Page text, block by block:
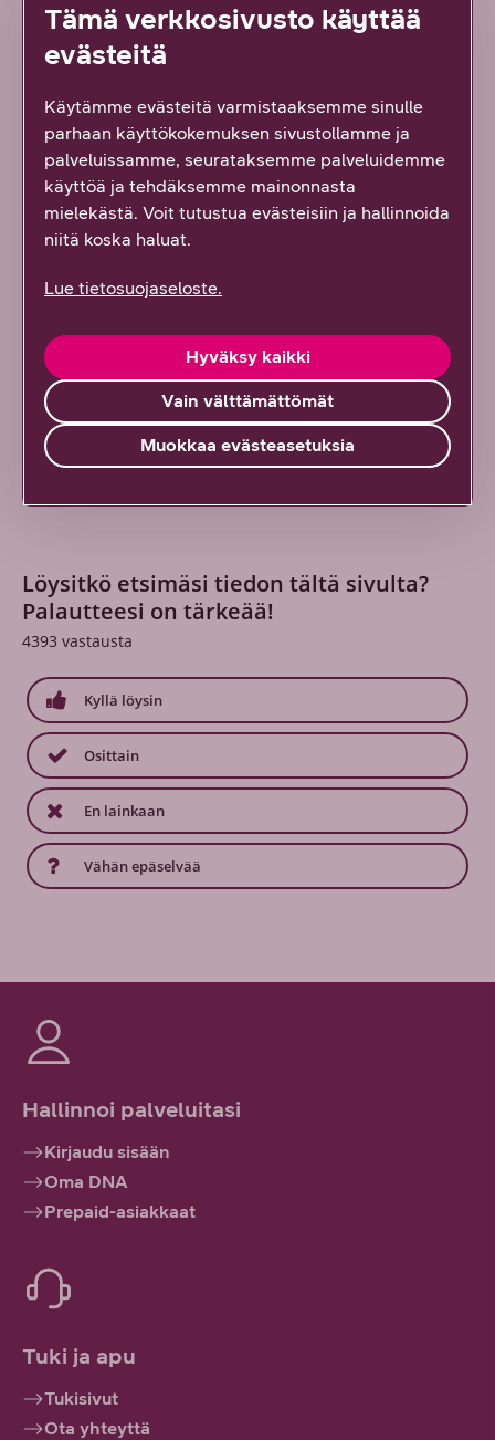
DNA:n blogeista & artikkeleista löydät
Lue lisää
Löysitkö etsimäsi tiedon tältä sivulta?
Palautteesi on tärkeää!
4393 vastausta
Kyllä löysin
Osittain
En lainkaan
Vähän epäselvää
Hallinnoi palveluitasi
Kirjaudu sisään
Oma DNA
Prepaid-asiakkaat
Tuki ja apu
Tukisivut
Ota yhteyttä
Tämä verkkosivusto käyttää
evästeitä
Käytämme evästeitä varmistaaksemme sinulle
parhaan käyttökokemuksen sivustollamme ja
palveluissamme, seurataksemme palveluidemme
käyttöä ja tehdäksemme mainonnasta
mielekästä. Voit tutustua evästeisiin ja hallinnoida
niitä koska haluat.
Lue tietosuojaseloste.
Vain välttämättömät
Hyväksy kaikki
Muokkaa evästeasetuksia